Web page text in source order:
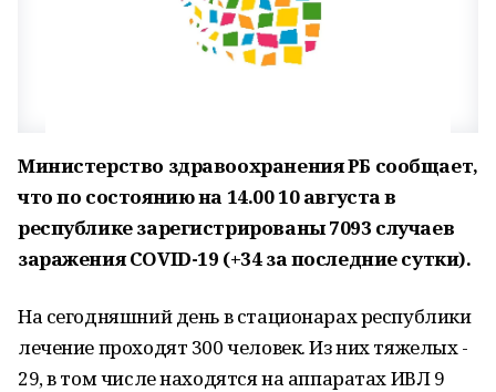
Министерство здравоохранения РБ сообщает,
что по состоянию на 14.00 10 августав
республике зарегистрированы 7093 случаев
заражения COVID-19 (+34за последние сутки).
На сегодняшний день в стационарах республики
лечение проходят 300 человек. Из них тяжелых -
29, в том числе находятся на аппаратах ИВЛ 9